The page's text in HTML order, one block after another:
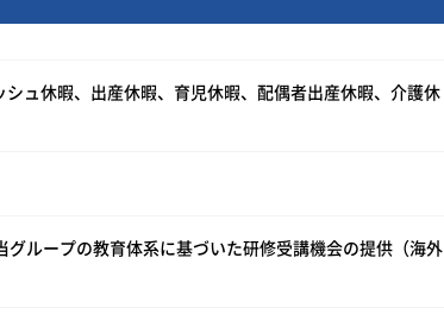
ュ休暇、出産休暇、育児休暇、配偶者出産休暇、介護休
ループの教育体系に基づいた研修受講機会の提供（海外